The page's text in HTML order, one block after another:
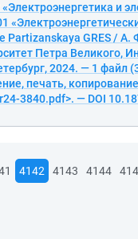
и
Partizanskaya GRES / А.
Петра Великого,
2024. — 1 файл
печать,
3840.pdf>. — DOI
4142 4143 4144